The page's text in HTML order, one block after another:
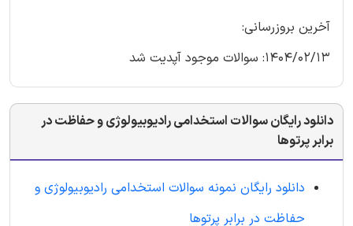
آخرین بروزرسانی:
1404/02/13: سوالات موجود آپدیت شد
دانلود رایگان سوالات استخدامی رادیوبیولوژی و حفاظت در
برابر پرتوها
دانلود رایگان نمونه سوالات استخدامی رادیوبیولوژی و
حفاظت در برابر پرتوها